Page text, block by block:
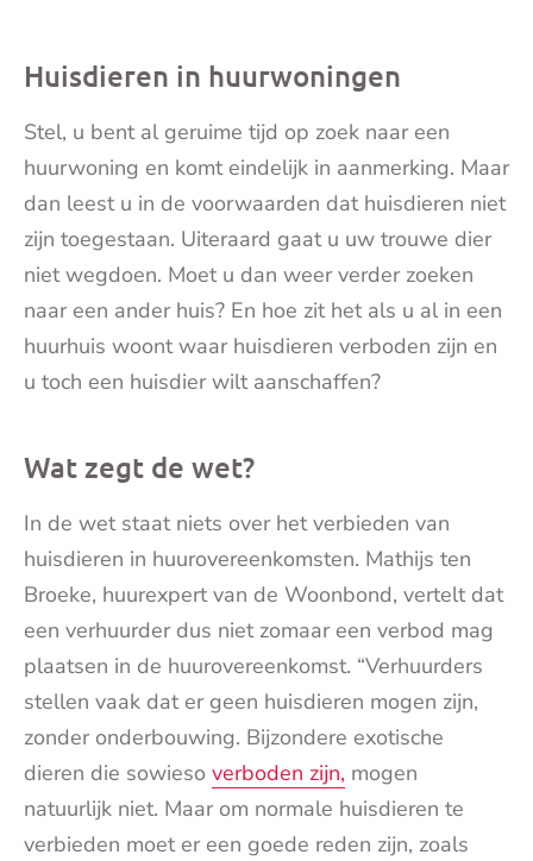
Huisdieren in huurwoningen
Stel, u bent al geruime tijd op zoek naar een
huurwoning en komt eindelijk in aanmerking. Maar
dan leest u in de voorwaarden dat huisdieren niet
zijn toegestaan. Uiteraard gaat u uw trouwe dier
niet wegdoen. Moet u dan weer verder zoeken
naar een ander huis? En hoe zit het als u al in een
huurhuis woont waar huisdieren verboden zijn en
u toch een huisdier wilt aanschaffen?
Wat zegt de wet?
In de wet staat niets over het verbieden van
huisdieren in huurovereenkomsten. Mathijs ten
Broeke, huurexpert van de Woonbond, vertelt dat
een verhuurder dus niet zomaar een verbod mag
plaatsen in de huurovereenkomst. “Verhuurders
stellen vaak dat er geen huisdieren mogen zijn,
zonder onderbouwing. Bijzondere exotische
dieren die sowieso verboden zijn, mogen
natuurlijk niet. Maar om normale huisdieren te
verbieden moet er een goede reden zijn, zoals